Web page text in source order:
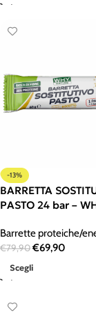
-13%
BARRETTA
PASTO 24 bar –
Barrette proteiche/
€79,90€69,90
Scegli